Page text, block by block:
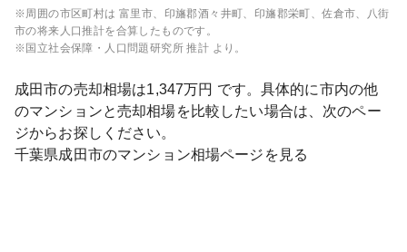
※周囲の市区町村は 富里市、印旛郡酒々井町、印旛郡栄町、佐倉市、八街
市の将来人口推計を合算したものです。
※国立社会保障・人口問題研究所 推計 より。
成田市の売却相場は1,347万円 です。具体的に市内の他
のマンションと売却相場を比較したい場合は、次のペー
ジからお探しください。
千葉県成田市のマンション相場ページを見る